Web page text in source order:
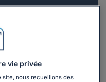
par
?
vie privée
site, nous recueillons des